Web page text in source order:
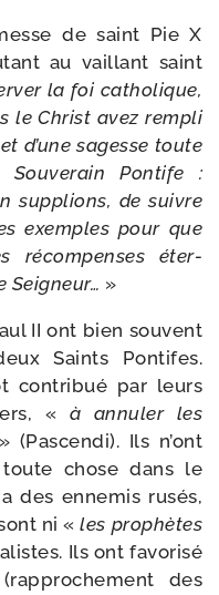
de saint Pie X
au vaillant saint
la foi catho­lique,
le Christ avez rem­pli
d’une sagesse toute
Pontife :
sup­plions, de suivre
exemples pour que
récom­penses éter­
Seigneur… »
II ont bien sou­vent
Saints Pontifes.
contri­bué par leurs
« à annu­ler les
» (Pascendi). Ils n’ont
chose dans le
des enne­mis rusés,
ni «les pro­phètes
Ils ont favo­ri­sé
des